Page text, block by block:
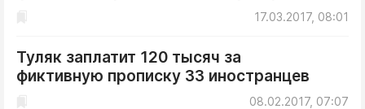
17.03.2017, 08:01
Туляк заплатит 120 тысяч за
фиктивную прописку 33 иностранцев
08.02.2017, 07:07